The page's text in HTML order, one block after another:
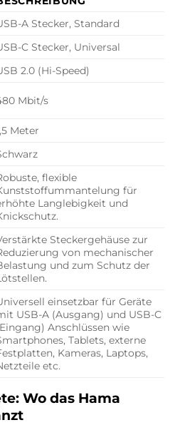
A Stecker, Standard
C Stecker, Universal
2.0 (Hi-Speed)
Mbit/s
Meter
flexible
für
Langlebigkeit und
Steckergehäuse zur
von mechanischer
und zum Schutz der
einsetzbar für Geräte
USB-A (Ausgang) und USB-C
Anschlüssen wie
Tablets, externe
Kameras, Laptops,
etc.
Wo das Hama